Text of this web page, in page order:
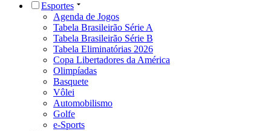
Esportes
Agenda de Jogos
Tabela Brasileirão Série A
Tabela Brasileirão Série B
Tabela Eliminatórias 2026
Copa Libertadores da América
Olimpíadas
Basquete
Vôlei
Automobilismo
Golfe
e-Sports